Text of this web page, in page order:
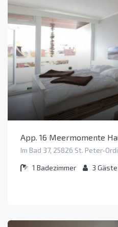
App. 16 Meermomente
Im Bad 37, 25826 St. Peter-
1 Badezimmer 3 Gäste